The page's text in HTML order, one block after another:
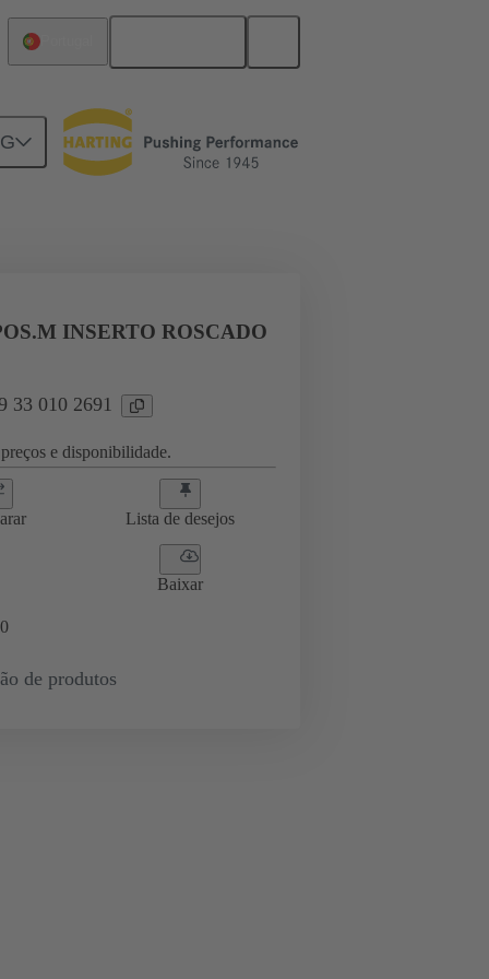
applications Currents up to 16 A
INSERTO ROSCADO
33 010 2691
e disponibilidade.
Lista de desejos
Baixar
0
de produtos